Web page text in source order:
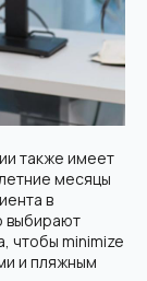
также имеет
месяцы
в
выбирают
чтобы minimize
и пляжным